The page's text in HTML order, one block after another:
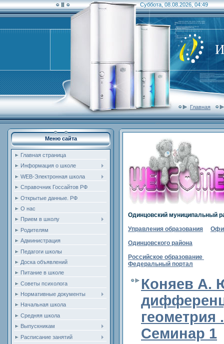
Суббота, 08.08.2026, 04:49
Главная
Меню сайта
Главная страница
Информация о школе
WEB-Электронная школа
Справочник Госсайтов РФ
Открытые данные. РФ
О нас
Прием в школу
Родителям
Администрация
Педагоги школы
Доска объявлений
Питание в школе
Советы психолога
Нормативные документы
Начальная школа
Средняя школа
Выпускникам
Расписание занятий
Одинцовский муниципальный
Управления образования
Одинцовского района
Российское образование
Федеральный портал
Коняев А.
Семинар 1